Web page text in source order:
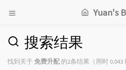
Yuan's
搜索结果
找到关于免费升配的2条结果（用时 0.043